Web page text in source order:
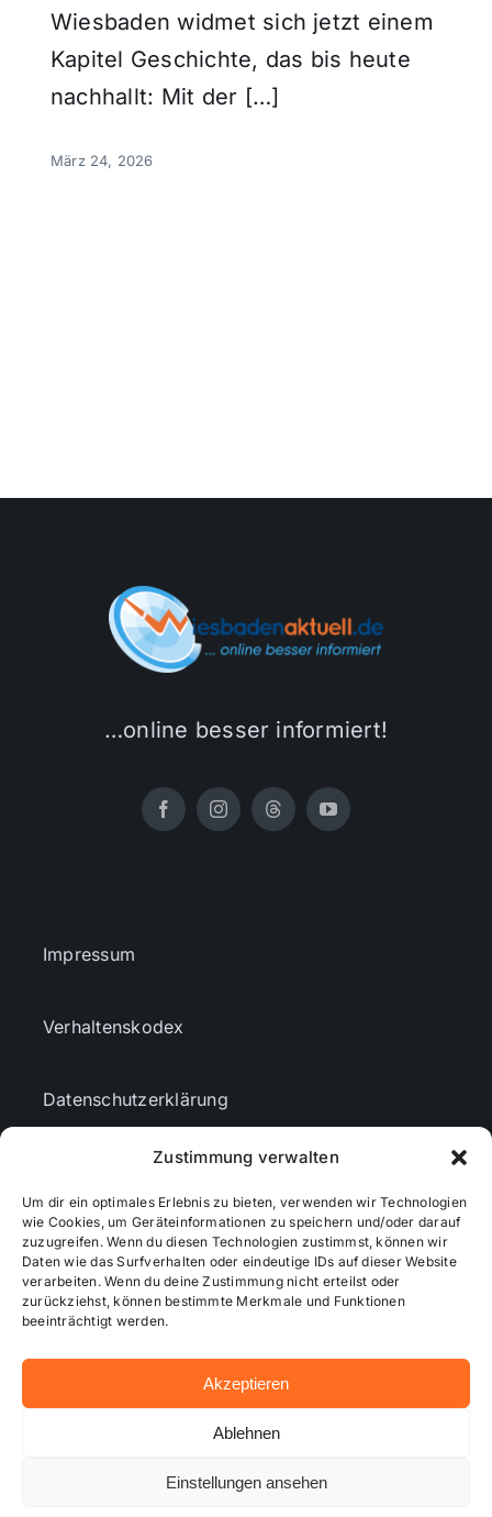
Zustimmung verwalten
Um dir ein optimales Erlebnis zu bieten, verwenden wir Technologien
wie Cookies, um Geräteinformationen zu speichern und/oder darauf
zuzugreifen. Wenn du diesen Technologien zustimmst, können wir
Daten wie das Surfverhalten oder eindeutige IDs auf dieser Website
verarbeiten. Wenn du deine Zustimmung nicht erteilst oder
zurückziehst, können bestimmte Merkmale und Funktionen
beeinträchtigt werden.
Akzeptieren
Ablehnen
Einstellungen ansehen
Wiesbaden widmet sich jetzt einem
Kapitel Geschichte, das bis heute
nachhallt: Mit der […]
März 24, 2026
…online besser informiert!
Impressum
Verhaltenskodex
Datenschutzerklärung
Cookie-Richtlinie (EU)
Mediendaten
© 2026 - Wiesbadenaktuell ...online besser informiert!